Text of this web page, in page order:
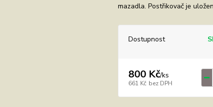
mazadla. Postřikovač je
Dostupnost
800 Kč/ks
661 Kč bez DPH